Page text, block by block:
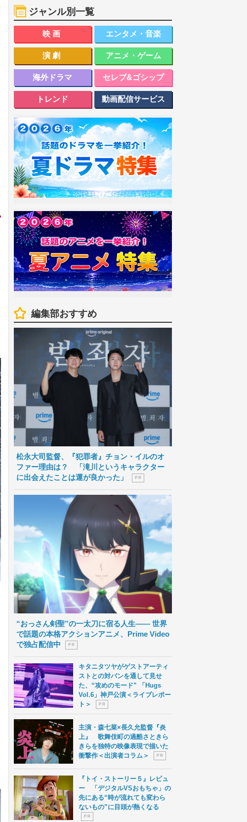
ジャンル別一覧
映画 エンタメ・音楽
演劇 アニメ・ゲーム
海外ドラマ セレブ&ゴシップ
トレンド 動画配信サービス
編集部おすすめ
松永大司監督、『犯罪者』チョン・イルのオ
ファー理由は？ 「滝川というキャラクター
に出会えたことは運が良かった」
P R
“おっさん剣聖”の一太刀に宿る人生―― 世界
で話題の本格アクションアニメ、Prime Video
で独占配信中
P R
キタニタツヤがゲストアーティ
ストとの対バンを通して見せ
た、“攻めのモード” 「Hugs
Vol.6」神戸公演＜ライブレポー
ト＞
P R
主演・森七菜×長久允監督『炎
上』 歌舞伎町の過酷さときら
きらを独特の映像表現で描いた
衝撃作＜出演者コラム＞
P R
『トイ・ストーリー５』レビュ
ー 「デジタルVSおもちゃ」の
先にある“時が流れても変わら
ないもの”に目頭が熱くなる
P R